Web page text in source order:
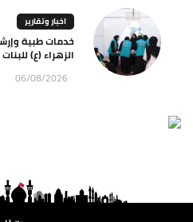
اخبار وتقارير
خدمات طبية
الزهراء (ع)
06/08/2026